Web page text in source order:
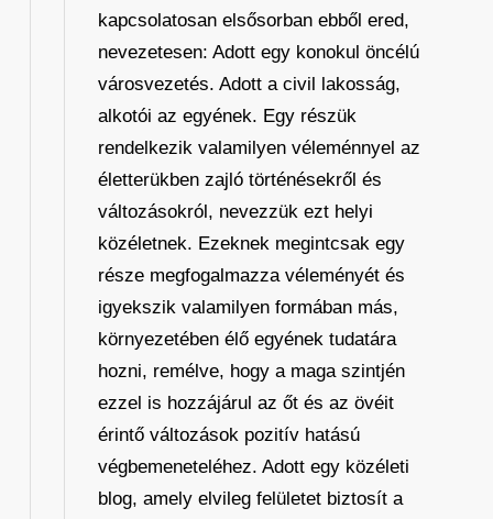
kapcsolatosan elsősorban ebből ered,
nevezetesen: Adott egy konokul öncélú
városvezetés. Adott a civil lakosság,
alkotói az egyének. Egy részük
rendelkezik valamilyen véleménnyel az
életterükben zajló történésekről és
változásokról, nevezzük ezt helyi
közéletnek. Ezeknek megintcsak egy
része megfogalmazza véleményét és
igyekszik valamilyen formában más,
környezetében élő egyének tudatára
hozni, remélve, hogy a maga szintjén
ezzel is hozzájárul az őt és az övéit
érintő változások pozitív hatású
végbemeneteléhez. Adott egy közéleti
blog, amely elvileg felületet biztosít a